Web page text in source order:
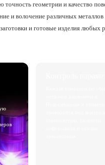
геометрии и качество
и волочение различных
заготовки и готовые изделия